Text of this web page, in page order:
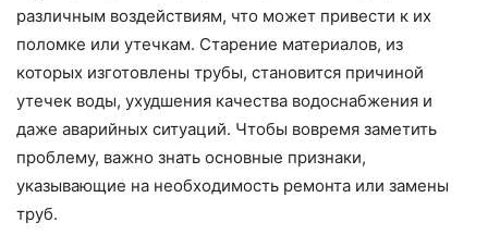
различным воздействиям, что может привести к их
поломке или утечкам. Старение материалов, из
которых изготовлены трубы, становится причиной
утечек воды, ухудшения качества водоснабжения и
даже аварийных ситуаций. Чтобы вовремя заметить
проблему, важно знать основные признаки,
указывающие на необходимость ремонта или замены
труб.